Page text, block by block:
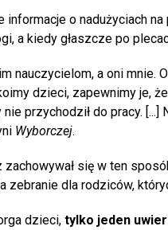
informacje o nadużyciach
a kiedy głaszcze po
nauczycielom, a oni mnie.
dzieci, zapewnimy je,
przychodził do pracy.
Wyborczej.
się w ten
zebranie dla rodziców,
dzieci, tylko jeden